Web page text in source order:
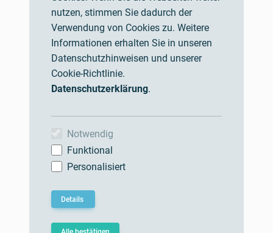
Impressum
Nutzungsbedingungen
AGBs
Datenschutz und Cookies
Hellenthalstraße 2
47661 Issum, Germany
support@werkstofftechnik.com
nutzen, stimmen Sie dadurch der
Verwendung von Cookies zu. Weitere
Informationen erhalten Sie in unseren
Datenschutzhinweisen und unserer
Cookie-Richtlinie.
Datenschutzerklärung.
Notwendig
Funktional
Personalisiert
Details